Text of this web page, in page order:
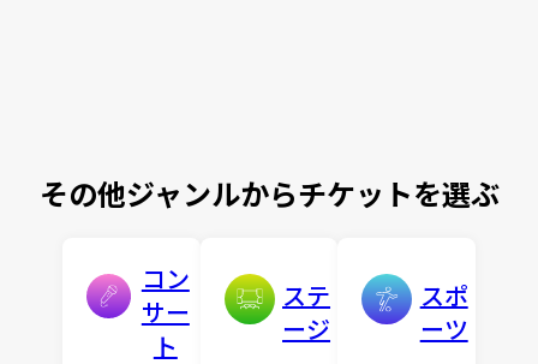
その他ジャンルからチケットを選ぶ
コン
サー
ト
ステ
ージ
スポ
ーツ